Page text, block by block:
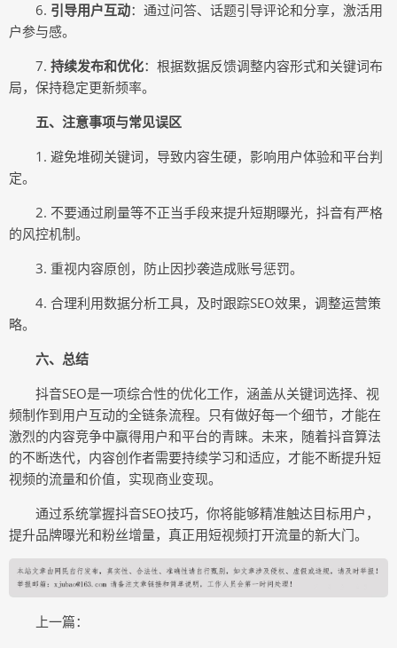
6. 引导用户互动：通过问答、话题引导评论和分享，激活用
户参与感。
7. 持续发布和优化：根据数据反馈调整内容形式和关键词布
局，保持稳定更新频率。
五、注意事项与常见误区
1. 避免堆砌关键词，导致内容生硬，影响用户体验和平台判
定。
2. 不要通过刷量等不正当手段来提升短期曝光，抖音有严格
的风控机制。
3. 重视内容原创，防止因抄袭造成账号惩罚。
4. 合理利用数据分析工具，及时跟踪SEO效果，调整运营策
略。
六、总结
抖音SEO是一项综合性的优化工作，涵盖从关键词选择、视
频制作到用户互动的全链条流程。只有做好每一个细节，才能在
激烈的内容竞争中赢得用户和平台的青睐。未来，随着抖音算法
的不断迭代，内容创作者需要持续学习和适应，才能不断提升短
视频的流量和价值，实现商业变现。
通过系统掌握抖音SEO技巧，你将能够精准触达目标用户，
提升品牌曝光和粉丝增量，真正用短视频打开流量的新大门。
上一篇：